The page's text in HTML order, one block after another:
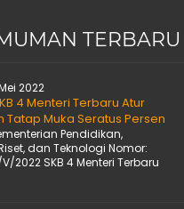
TERBARU
2022
4 Menteri Terbaru Atur
Muka Seratus Persen
Pendidikan,
dan Teknologi Nomor:
2022 SKB 4 Menteri Terbaru